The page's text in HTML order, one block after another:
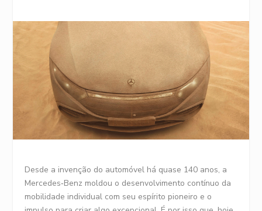
Desde a invenção do automóvel há quase 140 anos, a
Mercedes‑Benz moldou o desenvolvimento contínuo da
mobilidade individual com seu espírito pioneiro e o